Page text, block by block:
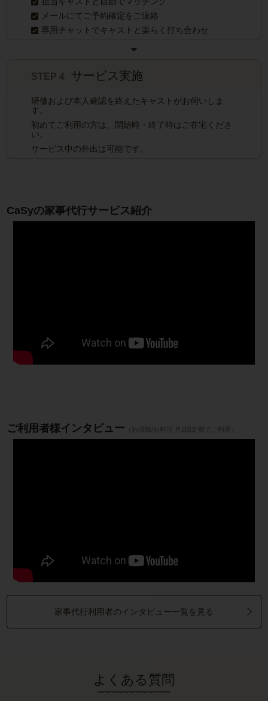
メールにてご予約確定をご連絡
専用チャットでキャストと楽らく打ち合わせ
STEP４ サービス実施
研修および本人確認を終えたキャストがお伺いしま
す。
初めてご利用の方は、開始時・終了時はご在宅くださ
い。
サービス中の外出は可能です。
CaSyの家事代行サービス紹介
ご利用者様インタビュー （お掃除/お料理 月2回定期でご利用）
家事代行利用者のインタビュー一覧を見る
よくある質問